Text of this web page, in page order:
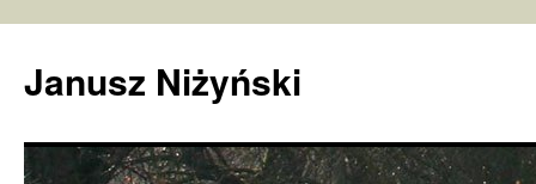
Janusz Niżyński